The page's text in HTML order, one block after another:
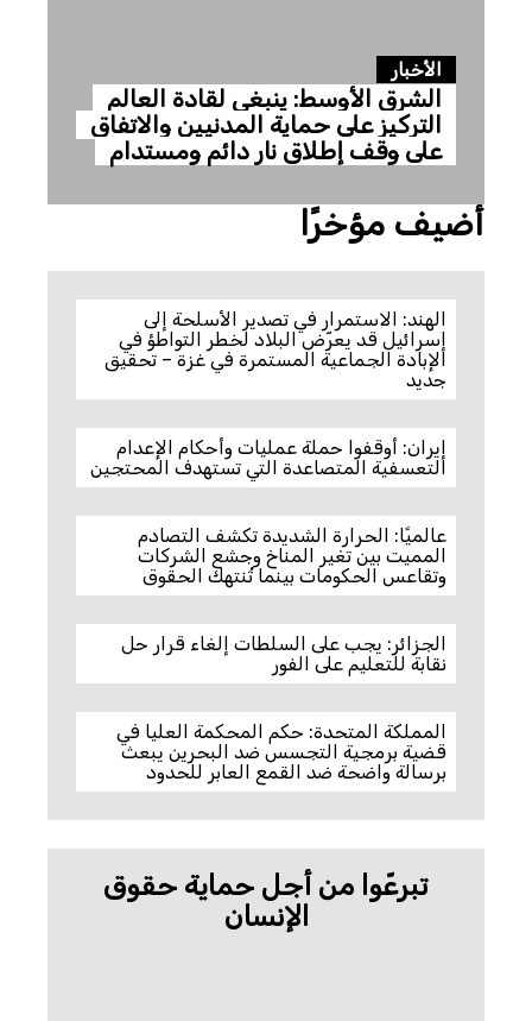
الأخبار
الشرق الأوسط: ينبغي لقادة العالم
التركيز على حماية المدنيين والاتفاق
على وقف إطلاق نار دائم ومستدام
أضيف مؤخرًا
الهند: الاستمرار في تصدير الأسلحة إلى
إسرائيل قد يعرّض البلاد لخطر التواطؤ في
الإبادة الجماعية المستمرة في غزة – تحقيق
جديد
إيران: أوقفوا حملة عمليات وأحكام الإعدام
التعسفية المتصاعدة التي تستهدف المحتجين
عالميًا: الحرارة الشديدة تكشف التصادم
المميت بين تغير المناخ وجشع الشركات
وتقاعس الحكومات بينما تُنتهك الحقوق
الجزائر: يجب على السلطات إلغاء قرار حل
نقابة للتعليم على الفور
المملكة المتحدة: حكم المحكمة العليا في
قضية برمجية التجسس ضد البحرين يبعث
برسالة واضحة ضد القمع العابر للحدود
تبرعّوا من أجل حماية حقوق
الإنسان